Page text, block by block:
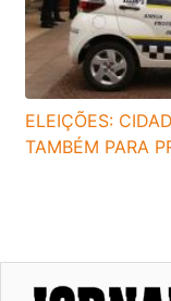
ELEIÇÕES:
TAMBÉM PARA